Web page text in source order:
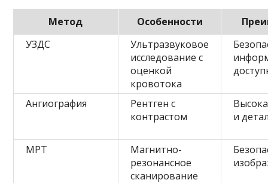
Метод Особенности
УЗДС
Ультразвуковое
исследование с
оценкой
кровотока
Ангиография
Рентген с
контрастом
и
МРТ
Магнитно-
резонансное
сканирование